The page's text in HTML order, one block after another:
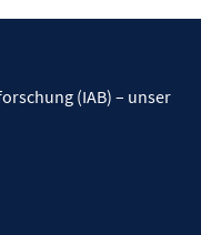
(IAB) – unser